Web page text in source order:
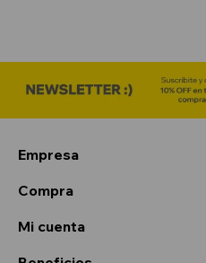
Empresa
Compra
Mi cuenta